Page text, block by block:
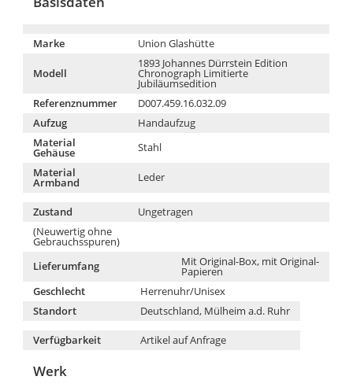
Marke Union Glashütte
Modell
1893 Johannes Dürrstein Edition
Chronograph Limitierte
Jubiläumsedition
Referenznummer
D007.459.16.032.09
Aufzug
Handaufzug
Material
Gehäuse
Stahl
Material
Armband Leder
Zustand
Ungetragen
(Neuwertig ohne
Gebrauchsspuren)
Lieferumfang
Mit Original-Box, mit Original-
Papieren
Geschlecht
Herrenuhr/Unisex
Standort
Deutschland, Mülheim a.d. Ruhr
Verfügbarkeit Artikel auf Anfrage
Werk